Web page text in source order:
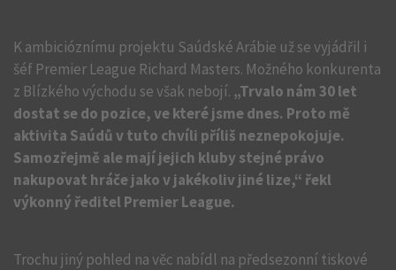
K ambicióznímu projektu Saúdské Arábie už se vyjádřil i
šéf Premier League Richard Masters. Možného konkurenta
z Blízkého východu se však nebojí. „Trvalo nám 30 let
dostat se do pozice, ve které jsme dnes. Proto mě
aktivita Saúdů v tuto chvíli příliš neznepokojuje.
Samozřejmě ale mají jejich kluby stejné právo
nakupovat hráče jako v jakékoliv jiné lize,“ řekl
výkonný ředitel Premier League.
Trochu jiný pohled na věc nabídl na předsezonní tiskové